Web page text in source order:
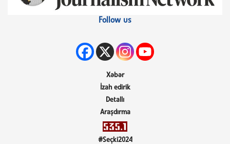
Follow us
Xəbər
İzah edirik
Detallı
Araşdırma
#Seçki2024